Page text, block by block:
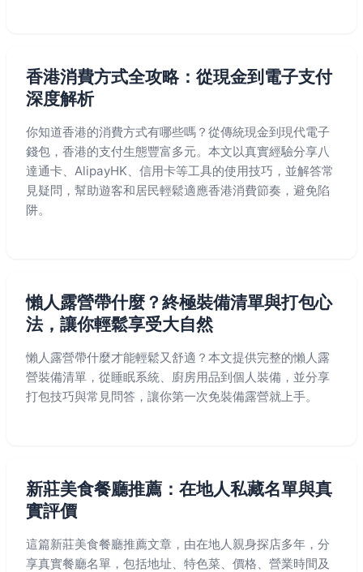
香港消費方式全攻略：從現金到電子支付
深度解析
你知道香港的消費方式有哪些嗎？從傳統現金到現代電子
錢包，香港的支付生態豐富多元。本文以真實經驗分享八
達通卡、AlipayHK、信用卡等工具的使用技巧，並解答常
見疑問，幫助遊客和居民輕鬆適應香港消費節奏，避免陷
阱。
懶人露營帶什麼？終極裝備清單與打包心
法，讓你輕鬆享受大自然
懶人露營帶什麼才能輕鬆又舒適？本文提供完整的懶人露
營裝備清單，從睡眠系統、廚房用品到個人裝備，並分享
打包技巧與常見問答，讓你第一次免裝備露營就上手。
新莊美食餐廳推薦：在地人私藏名單與真
實評價
這篇新莊美食餐廳推薦文章，由在地人親身探店多年，分
享真實餐廳名單，包括地址、特色菜、價格、營業時間及